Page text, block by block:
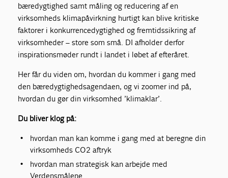
bæredygtighed samt måling og reducering af en
virksomheds klimapåvirkning hurtigt kan blive kritiske
faktorer i konkurrencedygtighed og fremtidssikring af
virksomheder – store som små. DI afholder derfor
inspirationsmøder rundt i landet i løbet af efteråret.
Her får du viden om, hvordan du kommer i gang med
den bæredygtighedsagendaen, og vi zoomer ind på,
hvordan du gør din virksomhed ’klimaklar’.
Du bliver klog på:
hvordan man kan komme i gang med at beregne din
virksomheds CO2 aftryk
hvordan man strategisk kan arbejde med
Verdensmålene